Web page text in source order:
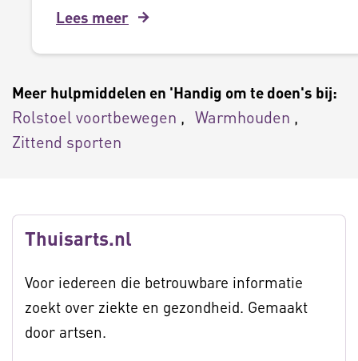
Lees meer
Meer hulpmiddelen en 'Handig om te doen's bij:
Rolstoel voortbewegen
Warmhouden
Zittend sporten
Thuisarts.nl
Voor iedereen die betrouwbare informatie
zoekt over ziekte en gezondheid. Gemaakt
door artsen.